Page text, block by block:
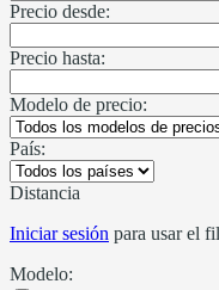
Precio desde:
Precio hasta:
Modelo de precio:
País:
Distancia
Iniciar sesión para usar el
Modelo: